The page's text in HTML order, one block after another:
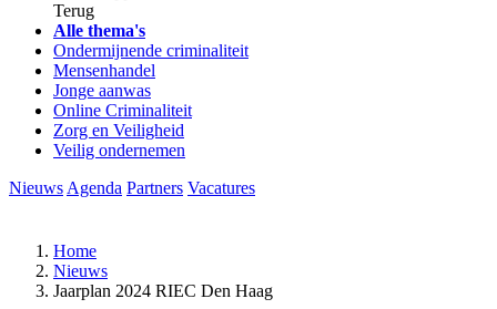
Terug
Alle thema's
Ondermijnende criminaliteit
Mensenhandel
Jonge aanwas
Online Criminaliteit
Zorg en Veiligheid
Veilig ondernemen
Nieuws Agenda Partners Vacatures
Home
Nieuws
Jaarplan 2024 RIEC Den Haag